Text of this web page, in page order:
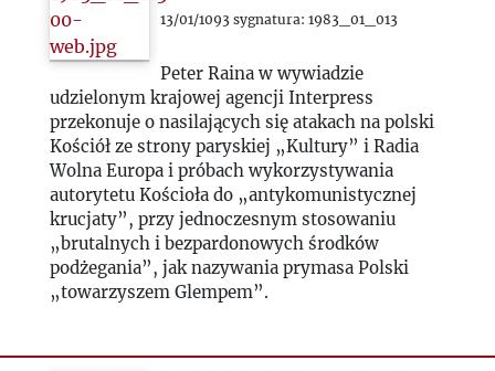
13/01/1093 sygnatura: 1983_01_013
Peter Raina w wywiadzie
udzielonym krajowej agencji Interpress
przekonuje o nasilających się atakach na polski
Kościół ze strony paryskiej „Kultury” i Radia
Wolna Europa i próbach wykorzystywania
autorytetu Kościoła do „antykomunistycznej
krucjaty”, przy jednoczesnym stosowaniu
„brutalnych i bezpardonowych środków
podżegania”, jak nazywania prymasa Polski
„towarzyszem Glempem”.